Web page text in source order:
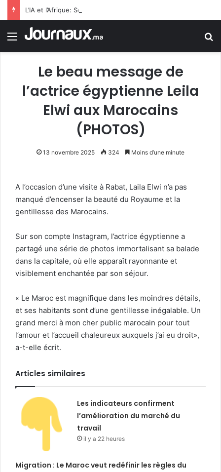
Menu
Le beau message de
l’actrice égyptienne Leila
Elwi aux Marocains
(PHOTOS)
13 novembre 2025 324 Moins d’une minute
A l’occasion d’une visite à Rabat, Laila Elwi n’a pas
manqué d’encenser la beauté du Royaume et la
gentillesse des Marocains.
Sur son compte Instagram, l’actrice égyptienne a
partagé une série de photos immortalisant sa balade
dans la capitale, où elle apparaît rayonnante et
visiblement enchantée par son séjour.
« Le Maroc est magnifique dans les moindres détails,
et ses habitants sont d’une gentillesse inégalable. Un
grand merci à mon cher public marocain pour tout
l’amour et l’accueil chaleureux auxquels j’ai eu droit»,
a-t-elle écrit.
Articles similaires
Les indicateurs confirment
l’amélioration du marché du
travail
il y a 22 heures
Migration : Le Maroc veut redéfinir les règles du